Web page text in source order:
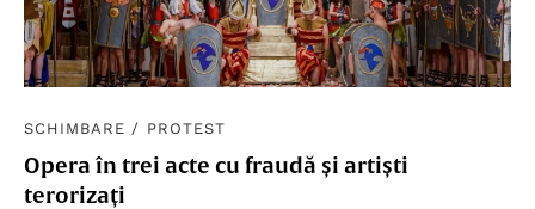
SCHIMBARE / PROTEST
Opera în trei acte cu fraudă și artiști
terorizați